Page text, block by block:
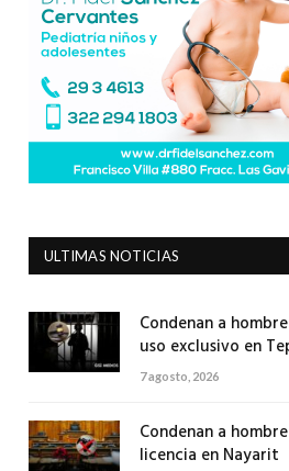
ULTIMAS NOTICIAS
Condenan a
uso exclusivo en
7 agosto, 2026
Condenan a
licencia en Nayarit